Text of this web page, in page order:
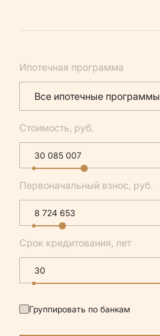
Ипотечная программа
Все ипотечные программы
Стоимость, руб.
Первоначальный взнос, руб.
Срок кредитования, лет
Группировать по банкам